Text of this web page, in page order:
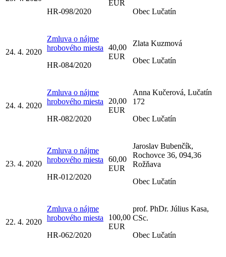
HR-098/2020
EUR
Obec Lučatín
24. 4. 2020
Zmluva o nájme
hrobového miesta
HR-084/2020
40,00
EUR
Zlata Kuzmová
Obec Lučatín
24. 4. 2020
Zmluva o nájme
hrobového miesta
HR-082/2020
20,00
EUR
Anna Kučerová, Lučatín
172
Obec Lučatín
23. 4. 2020
Zmluva o nájme
hrobového miesta
HR-012/2020
60,00
EUR
Jaroslav Bubenčík,
Rochovce 36, 094,36
Rožňava
Obec Lučatín
22. 4. 2020
Zmluva o nájme
hrobového miesta
HR-062/2020
100,00
EUR
prof. PhDr. Július Kasa,
CSc.
Obec Lučatín